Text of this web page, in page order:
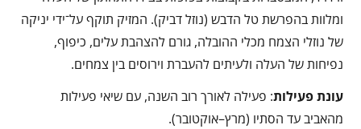
ומלוות בהפרשת טל הדבש (נוזל דביק). המזיק תוקף על־ידי יניקה
של נוזלי הצמח מכלי ההובלה, גורם להצהבת עלים, כיפוף,
נפיחות של העלה ולעיתים להעברת וירוסים בין צמחים.
עונת פעילות: פעילה לאורך רוב השנה, עם שיאי פעילות
מהאביב עד הסתיו (מרץ–אוקטובר).